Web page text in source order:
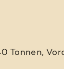
Tonnen,